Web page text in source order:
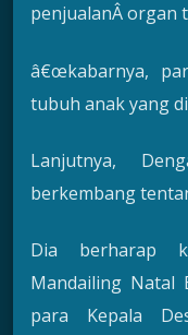
penjualanÂ organ
â€œkabarnya,
tubuh anak yang
Lanjutnya,
berkembang
Dia berharap
Mandailing Natal
para Kepala